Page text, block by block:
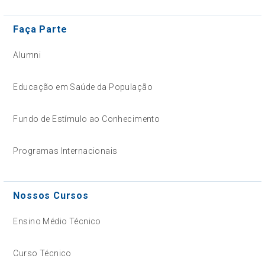
Faça Parte
Alumni
Educação em Saúde da População
Fundo de Estímulo ao Conhecimento
Programas Internacionais
Nossos Cursos
Ensino Médio Técnico
Curso Técnico